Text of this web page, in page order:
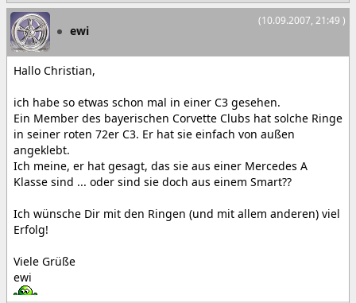
(10.09.2007, 21:49 )
ewi
Hallo Christian,
ich habe so etwas schon mal in einer C3 gesehen.
Ein Member des bayerischen Corvette Clubs hat solche Ringe
in seiner roten 72er C3. Er hat sie einfach von außen
angeklebt.
Ich meine, er hat gesagt, das sie aus einer Mercedes A
Klasse sind ... oder sind sie doch aus einem Smart??
Ich wünsche Dir mit den Ringen (und mit allem anderen) viel
Erfolg!
Viele Grüße
ewi